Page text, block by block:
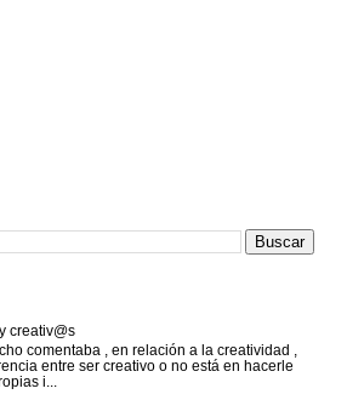
creativ@s
comentaba , en relación a la creatividad ,
entre ser creativo o no está en hacerle
i...